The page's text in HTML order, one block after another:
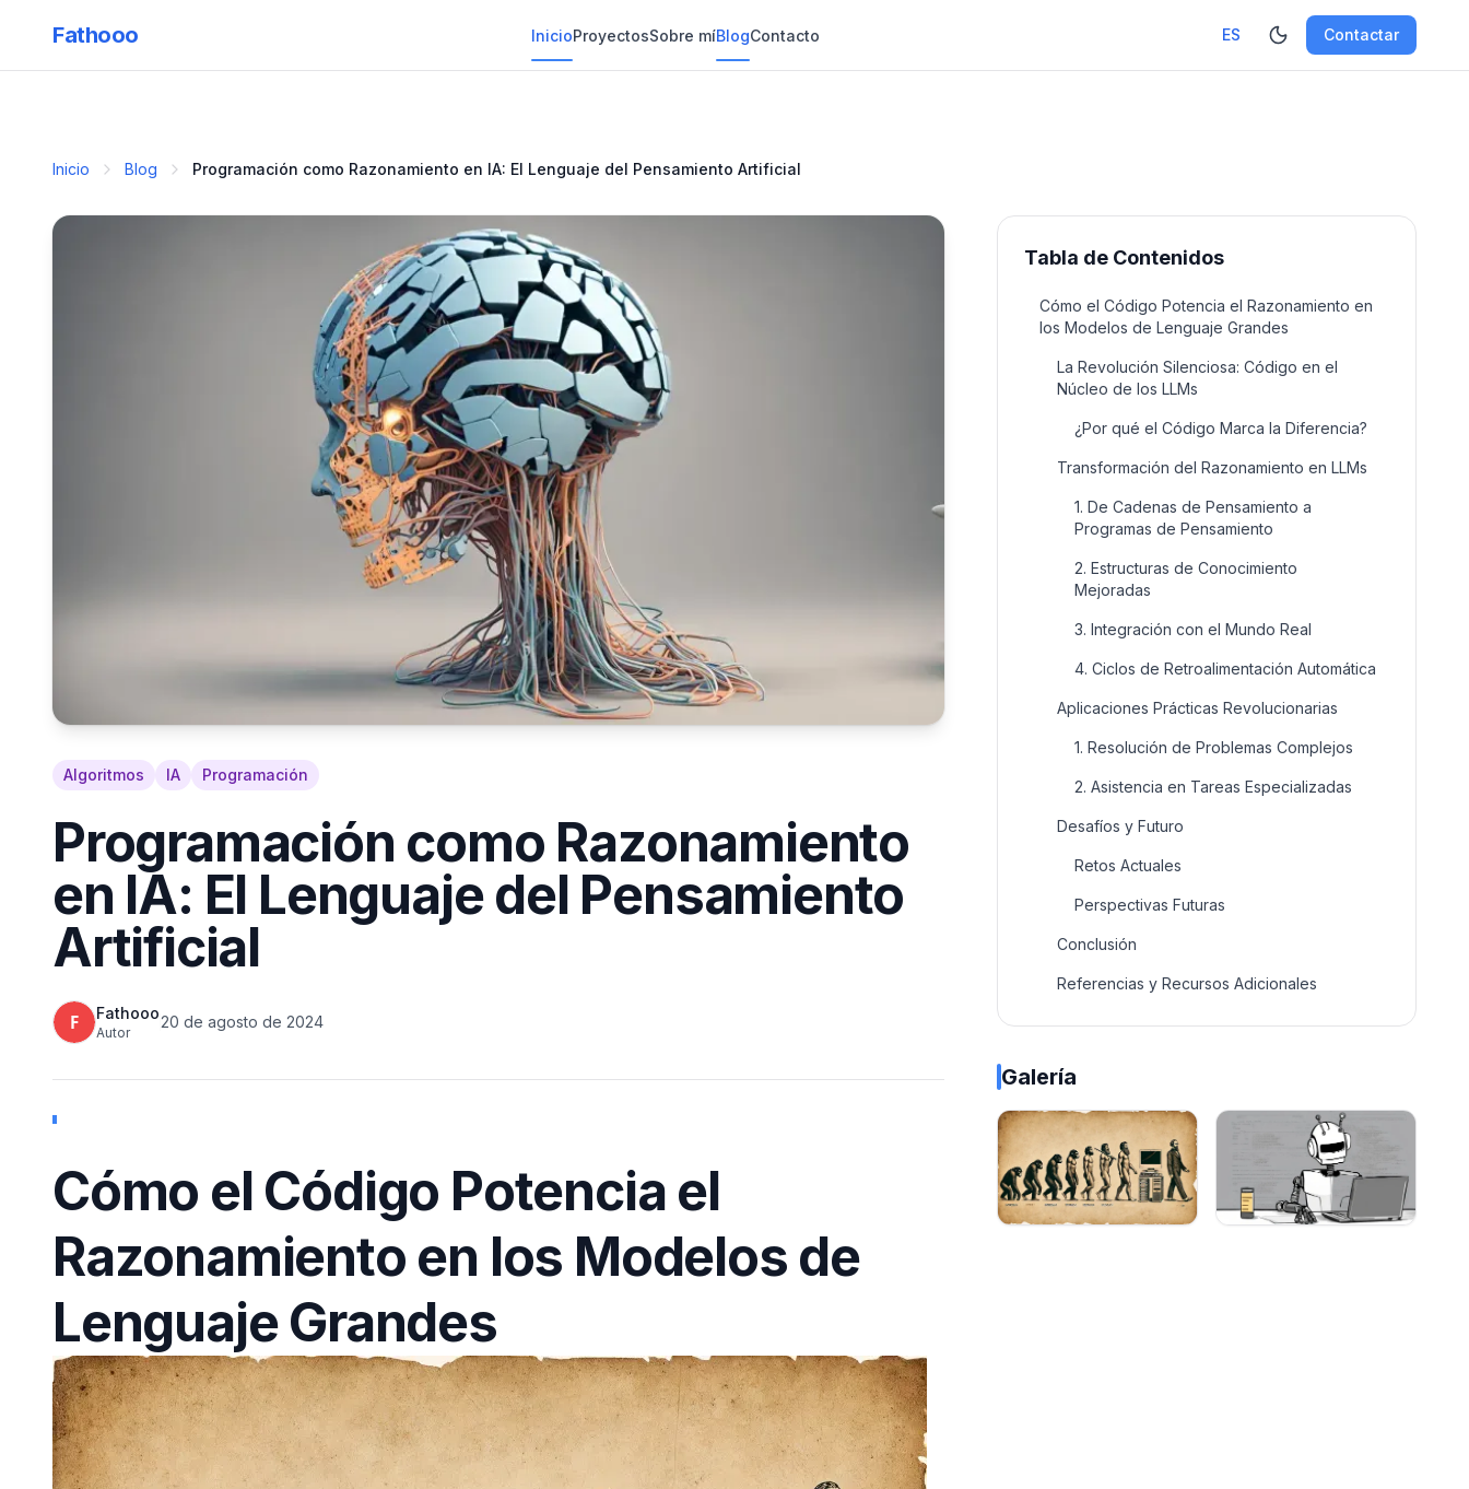
Fathooo InicioProyectosSobre míBlogContacto ES Toggle theme
Contactar
Inicio Blog Programación como Razonamiento en IA: El Lenguaje del Pensamiento Artificial
Algoritmos IA Programación
Programación como Razonamiento
en IA: El Lenguaje del Pensamiento
Artificial
Fathooo
Autor
20 de agosto de 2024
Cómo el Código Potencia el
Razonamiento en los Modelos de
Lenguaje Grandes
Tabla de Contenidos
Cómo el Código Potencia el Razonamiento en
los Modelos de Lenguaje Grandes
La Revolución Silenciosa: Código en el
Núcleo de los LLMs
¿Por qué el Código Marca la Diferencia?
Transformación del Razonamiento en LLMs
1. De Cadenas de Pensamiento a
Programas de Pensamiento
2. Estructuras de Conocimiento
Mejoradas
3. Integración con el Mundo Real
4. Ciclos de Retroalimentación Automática
Aplicaciones Prácticas Revolucionarias
1. Resolución de Problemas Complejos
2. Asistencia en Tareas Especializadas
Desafíos y Futuro
Retos Actuales
Perspectivas Futuras
Conclusión
Referencias y Recursos Adicionales
Galería